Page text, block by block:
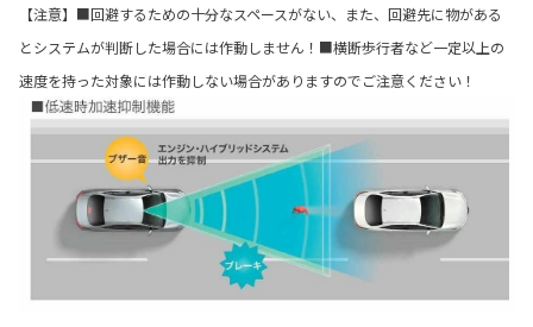
【注意】■回避するための十分なスペースがない、また、回避先に物がある
とシステムが判断した場合には作動しません！■横断歩行者など一定以上の
速度を持った対象には作動しない場合がありますのでご注意ください！